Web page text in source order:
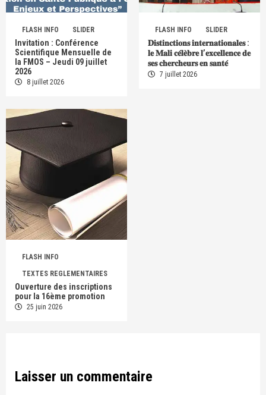
FLASH INFO SLIDER
Invitation : Conférence
Scientifique Mensuelle de
la FMOS – Jeudi 09 juillet
2026
8 juillet 2026
FLASH INFO SLIDER
𝐃𝐢𝐬𝐭𝐢𝐧𝐜𝐭𝐢𝐨𝐧𝐬 𝐢𝐧𝐭𝐞𝐫𝐧𝐚𝐭𝐢𝐨𝐧𝐚𝐥𝐞𝐬 :
𝐥𝐞 𝐌𝐚𝐥𝐢 𝐜𝐞́𝐥𝐞̀𝐛𝐫𝐞 𝐥’𝐞𝐱𝐜𝐞𝐥𝐥𝐞𝐧𝐜𝐞 𝐝𝐞
𝐬𝐞𝐬 𝐜𝐡𝐞𝐫𝐜𝐡𝐞𝐮𝐫𝐬 𝐞𝐧 𝐬𝐚𝐧𝐭𝐞́
7 juillet 2026
FLASH INFO
TEXTES REGLEMENTAIRES
Ouverture des inscriptions
pour la 16ème promotion
25 juin 2026
Laisser un commentaire